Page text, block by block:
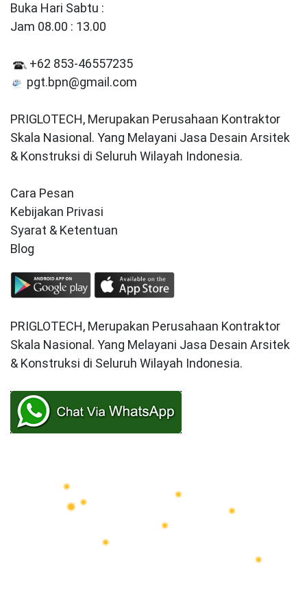
Buka Hari Sabtu :
Jam 08.00 : 13.00
+62 853-46557235
pgt.bpn@gmail.com
PRIGLOTECH, Merupakan Perusahaan Kontraktor
Skala Nasional. Yang Melayani Jasa Desain Arsitek
& Konstruksi di Seluruh Wilayah Indonesia.
Cara Pesan
Kebijakan Privasi
Syarat & Ketentuan
Blog
PRIGLOTECH, Merupakan Perusahaan Kontraktor
Skala Nasional. Yang Melayani Jasa Desain Arsitek
& Konstruksi di Seluruh Wilayah Indonesia.